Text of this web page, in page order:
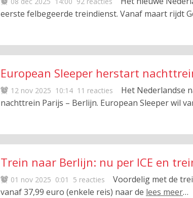
eerste felbegeerde treindienst. Vanaf maart rijdt
European Sleeper herstart
12 nov 2025 10:14 11 reacties
Het Nederlandse
nachttrein Parijs – Berlijn. European Sleeper wil
Trein naar Berlijn: nu per ICE en
01 nov 2025 0:01 5 reacties
Voordelig met de
vanaf 37,99 euro (enkele reis) naar de lees meer…